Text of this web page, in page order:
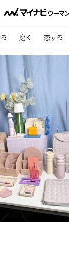
磨く 恋する